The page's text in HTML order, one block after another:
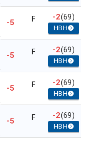
-5 F -2(69)
HBH
-5 F -2(69)
HBH
-5 F -2(69)
HBH
-5 F -2(69)
HBH